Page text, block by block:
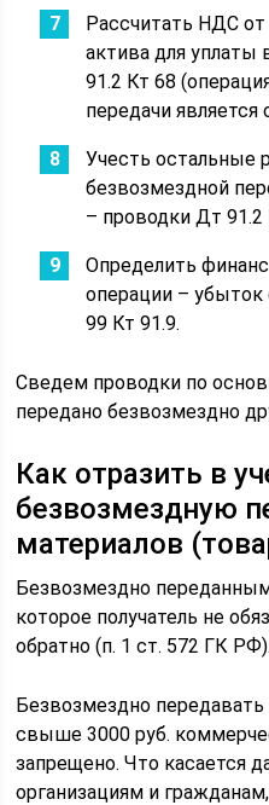
Рассчитать НДС
актива для
91.2 Кт 68
передачи
Учесть остальные
безвозмездной
– проводки Дт 91.2
Определить
операции –
99 Кт 91.9.
Сведем проводки по
передано безвозмездно
Как отразить в
безвозмездную
материалов
Безвозмездно
которое получатель не
обратно (п. 1 ст. 572 ГК РФ).
Безвозмездно
свыше 3000 руб.
запрещено. Что касается
организациям и